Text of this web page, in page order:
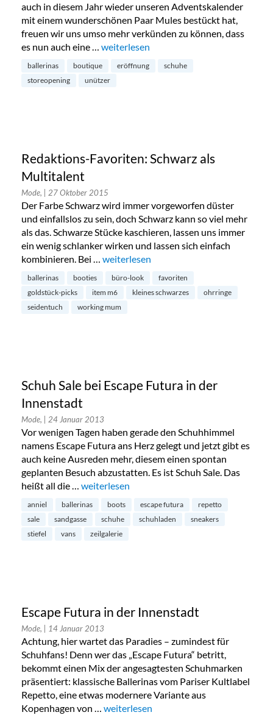
auch in diesem Jahr wieder unseren Adventskalender
mit einem wunderschönen Paar Mules bestückt hat,
freuen wir uns umso mehr verkünden zu können, dass
es nun auch eine … „Neue Unützer Schuhboutique für Berlin“
weiterlesen
ballerinas boutique eröffnung
schuhe
storeopening
unützer
Redaktions-Favoriten: Schwarz als
Multitalent
Mode, | 27 Oktober 2015
Der Farbe Schwarz wird immer vorgeworfen düster
und einfallslos zu sein, doch Schwarz kann so viel mehr
als das. Schwarze Stücke kaschieren, lassen uns immer
ein wenig schlanker wirken und lassen sich einfach
kombinieren. Bei … „Redaktions-Favoriten: Schwarz als
weiterlesen
ballerinas booties büro-look
favoriten
goldstück-picks
item m6 kleines schwarzes
ohrringe
seidentuch
working mum
Schuh Sale bei Escape Futura in der
Innenstadt
Mode, | 24 Januar 2013
Vor wenigen Tagen haben gerade den Schuhhimmel
namens Escape Futura ans Herz gelegt und jetzt gibt es
auch keine Ausreden mehr, diesem einen spontan
geplanten Besuch abzustatten. Es ist Schuh Sale. Das
heißt all die … „Schuh Sale bei Escape Futura in der
weiterlesen
anniel ballerinas boots escape futura
repetto
sale
sandgasse schuhe schuhladen
sneakers
stiefel
vans zeilgalerie
Escape Futura in der Innenstadt
Mode, | 14 Januar 2013
Achtung, hier wartet das Paradies – zumindest für
Schuhfans! Denn wer das „Escape Futura“ betritt,
bekommt einen Mix der angesagtesten Schuhmarken
präsentiert: klassische Ballerinas vom Pariser Kultlabel
Repetto, eine etwas modernere Variante aus
Kopenhagen von … „Escape Futura in der Innenstadt“
weiterlesen